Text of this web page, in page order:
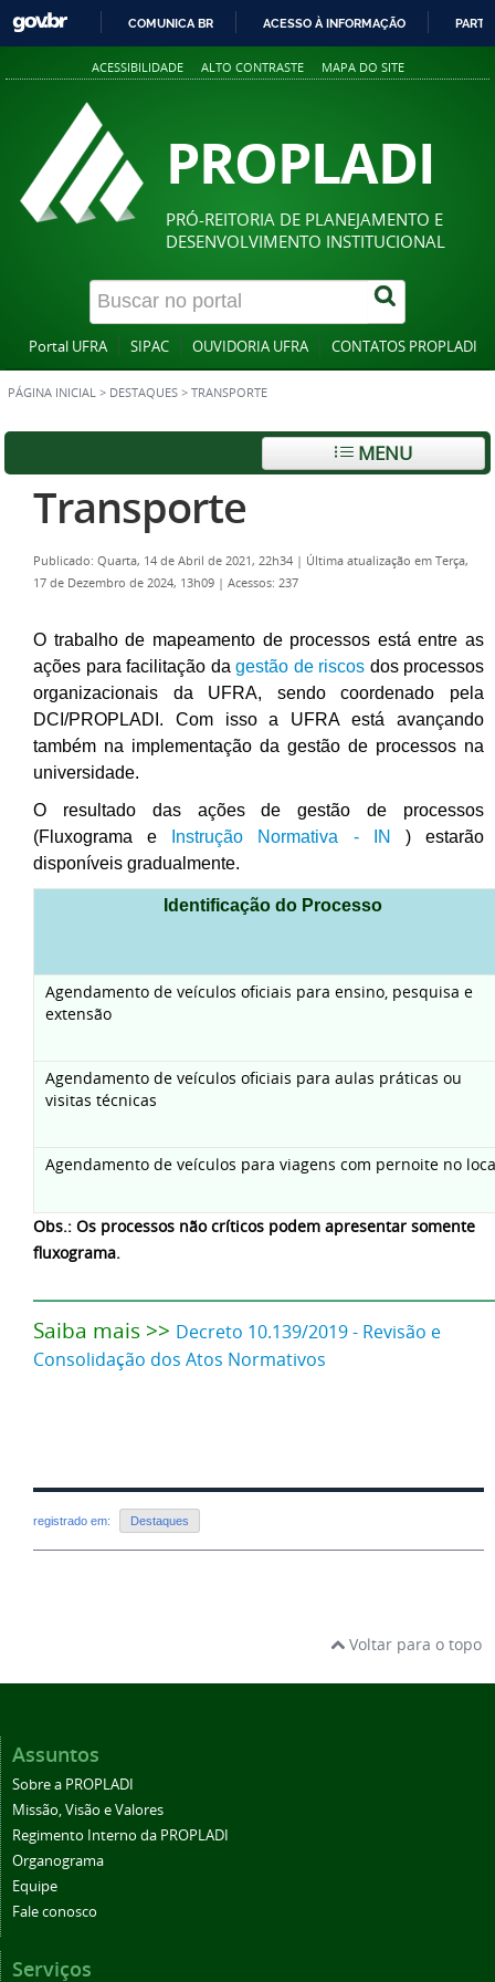
PARA
COMUNICA BR ACESSO À INFORMAÇÃO
ACESSIBILIDADE ALTO CONTRASTE MAPA DO SITE
PROPLADI
PRÓ-REITORIA DE PLANEJAMENTO E
DESENVOLVIMENTO INSTITUCIONAL
Portal UFRA SIPAC OUVIDORIA UFRA CONTATOS PROPLADI
PÁGINA INICIAL > DESTAQUES > TRANSPORTE
MENU
Transporte
Publicado: Quarta, 14 de Abril de 2021, 22h34 | Última atualização em Terça,
17 de Dezembro de 2024, 13h09 | Acessos: 237
O trabalho de mapeamento de processos está entre as
ações para facilitação da gestão de riscos dos processos
organizacionais da UFRA, sendo coordenado pela
DCI/PROPLADI. Com isso a UFRA está avançando
também na implementação da gestão de processos na
universidade.
O resultado das ações de gestão de processos
(Fluxograma e
Instrução Normativa - IN
) estarão
disponíveis gradualmente.
Identificação do Processo
Agendamento de veículos oficiais para ensino, pesquisa e
extensão
Agendamento de veículos oficiais para aulas práticas ou
visitas técnicas
Agendamento de veículos para viagens com pernoite no
Obs.: Os processos não críticos podem apresentar somente
fluxograma.
Saiba mais >> Decreto 10.139/2019 - Revisão e
Consolidação dos Atos Normativos
registrado em: Destaques
Voltar para o topo
Assuntos
Sobre a PROPLADI
Missão, Visão e Valores
Regimento Interno da PROPLADI
Organograma
Equipe
Fale conosco
Serviços